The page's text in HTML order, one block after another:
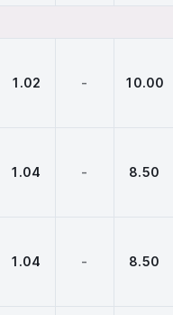
1.02 - 10.00
1.04 - 8.50
1.04 - 8.50